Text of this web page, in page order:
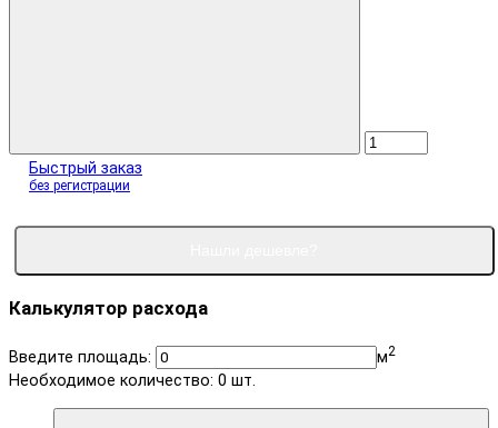
Быстрый заказ
без регистрации
Калькулятор расхода
Введите площадь: м2
Необходимое количество: 0 шт.